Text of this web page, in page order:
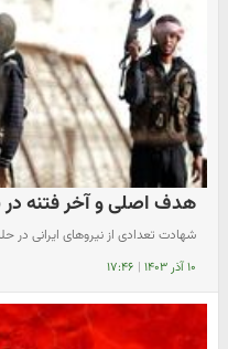
هدف اصلی و آخر فتنه در
شهادت تعدادی از نیروهای ایرانی در
۱۰ آذر ۱۴۰۳ | ۱۷:۴۶